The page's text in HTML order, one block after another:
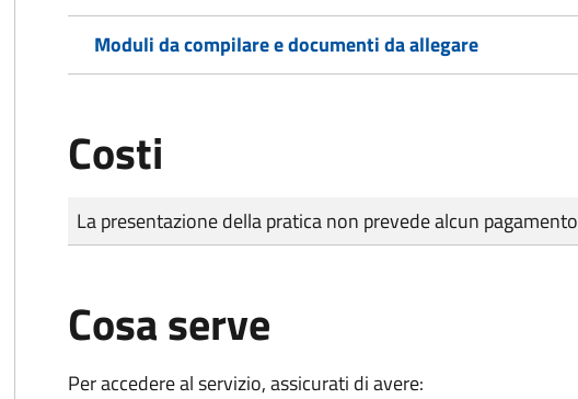
Moduli da compilare e documenti da allegare
Costi
Tipo di pagamento
Importo
La presentazione della pratica non prevede alcun pagamento
Cosa serve
Per accedere al servizio, assicurati di avere: